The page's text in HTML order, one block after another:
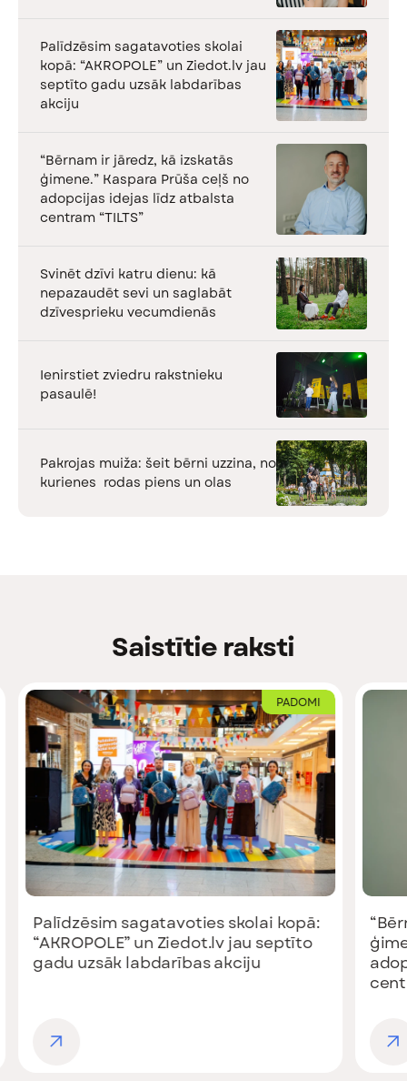
Palīdzēsim sagatavoties skolai
kopā: “AKROPOLE” un Ziedot.lv jau
septīto gadu uzsāk labdarības
akciju
“Bērnam ir jāredz, kā izskatās
ģimene.” Kaspara Prūša ceļš no
adopcijas idejas līdz atbalsta
centram “TILTS”
Svinēt dzīvi katru dienu: kā
nepazaudēt sevi un saglabāt
dzīvesprieku vecumdienās
Ienirstiet zviedru rakstnieku
pasaulē!
Pakrojas muiža: šeit bērni uzzina, no
kurienes rodas piens un olas
Saistītie raksti
PADOMI
Palīdzēsim sagatavoties skolai kopā:
“AKROPOLE” un Ziedot.lv jau septīto
gadu uzsāk labdarības akciju